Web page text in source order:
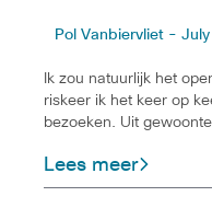
Pol Vanbiervliet -
Ik zou natuurlijk het
riskeer ik het keer op
bezoeken. Uit
Lees meer